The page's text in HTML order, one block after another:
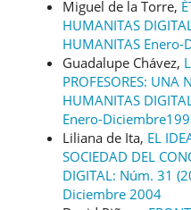
Miguel de la Torre,
HUMANITAS
HUMANITAS
Guadalupe Chávez,
PROFESORES: UNA
HUMANITAS
Enero-
Liliana de Ita, EL
SOCIEDAD DEL
DIGITAL: Núm. 31
Diciembre 2004